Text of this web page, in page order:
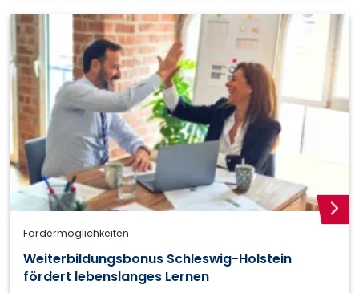
Fördermöglichkeiten
Weiterbildungsbonus Schleswig-Holstein
fördert lebenslanges Lernen